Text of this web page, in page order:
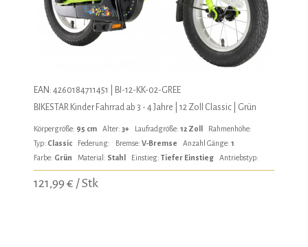
EAN: 4260184711451 | BI-12-KK-02-GREE
BIKESTAR Kinder Fahrrad ab 3 - 4 Jahre | 12 Zoll Classic | Grün
Körpergröße: 95 cm Alter: 3+ Laufradgröße: 12 Zoll
Rahmenhöhe:
Typ: Classic Federung: Bremse: V-Bremse Anzahl Gänge: 1
Farbe: Grün Material: Stahl Einstieg: Tiefer Einstieg Antriebstyp:
121,99 € / Stk